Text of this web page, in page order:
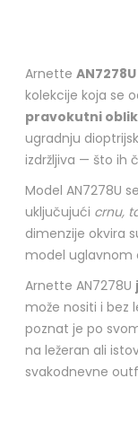
Arnette
kolekcije koja se
pravokutni
ugradnju
izdržljiva — što ih
Model AN7278U
uključujući crnu,
dimenzije okvira
model uglavnom
Arnette AN7278U
može nositi i bez
poznat je po
na ležeran ali
svakodnevne